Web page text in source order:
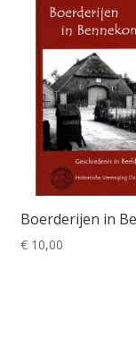
Boerderijen in
€10,00